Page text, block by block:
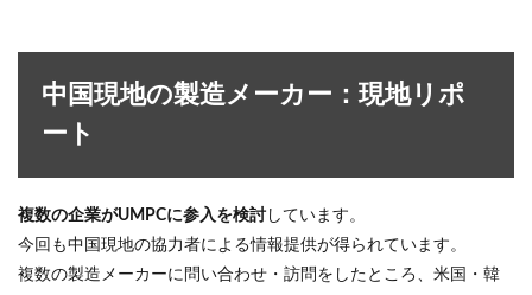
中国現地の製造メーカー：現地リポ
ート
複数の企業がUMPCに参入を検討 しています。
今回も中国現地の協力者による情報提供が得られています。
複数の製造メーカーに問い合わせ・訪問をしたところ、米国・韓